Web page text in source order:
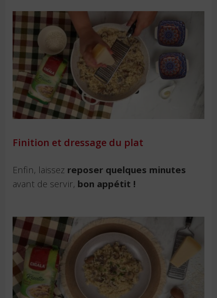
Finition et dressage du plat
Enfin, laissez reposer quelques minutes
avant de servir, bon appétit !